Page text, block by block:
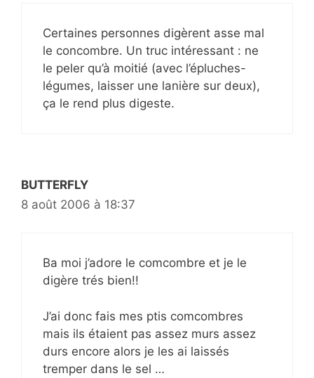
Certaines personnes digèrent asse mal
le concombre. Un truc intéressant : ne
le peler qu’à moitié (avec l’épluches-
légumes, laisser une lanière sur deux),
ça le rend plus digeste.
BUTTERFLY
8 août 2006 à 18:37
Ba moi j’adore le comcombre et je le
digère trés bien!!
J’ai donc fais mes ptis comcombres
mais ils étaient pas assez murs assez
durs encore alors je les ai laissés
tremper dans le sel …